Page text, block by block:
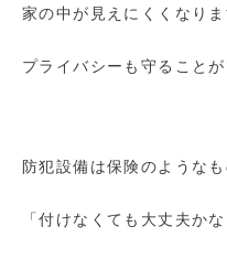
家の中が見えにくくなり
プライバシーも守ることが
防犯設備は保険のようなも
「付けなくても大丈夫か